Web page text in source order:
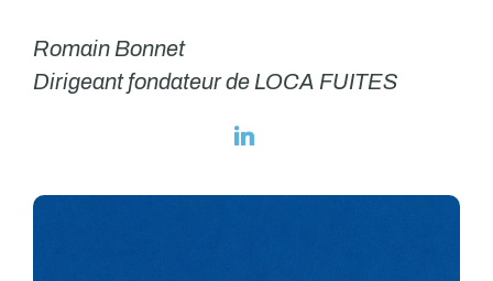
Romain Bonnet
Dirigeant fondateur de LOCA FUITES